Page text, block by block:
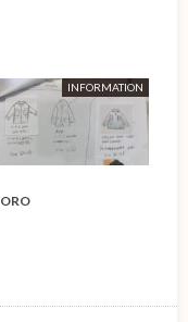
INFORMATION